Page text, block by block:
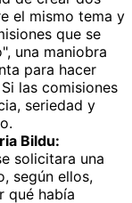
el mismo tema y
que se
una maniobra
para hacer
las comisiones
seriedad y
Bildu:
solicitara una
según ellos,
qué había